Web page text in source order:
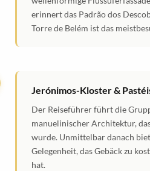
erinnert das Padrão dos
Torre de Belém ist das
Jerónimos-Kloster &
Der Reiseführer führt die
manuelinischer Architektur,
wurde. Unmittelbar danach
Gelegenheit, das Gebäck zu
hat.